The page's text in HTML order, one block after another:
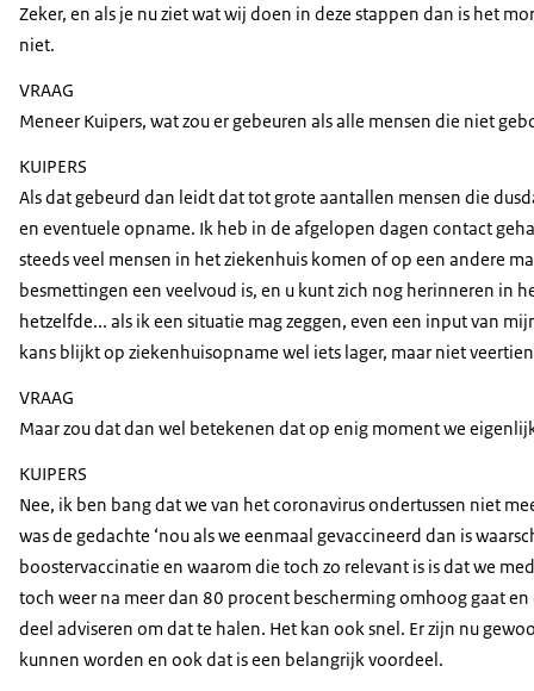
Zeker, en als je nu ziet wat wij doen in deze stappen dan is het
niet.
VRAAG
Meneer Kuipers, wat zou er gebeuren als alle mensen die niet
KUIPERS
Als dat gebeurd dan leidt dat tot grote aantallen mensen die
en eventuele opname. Ik heb in de afgelopen dagen contact
steeds veel mensen in het ziekenhuis komen of op een andere
besmettingen een veelvoud is, en u kunt zich nog herinneren in
hetzelfde... als ik een situatie mag zeggen, even een input van
kans blijkt op ziekenhuisopname wel iets lager, maar niet
VRAAG
Maar zou dat dan wel betekenen dat op enig moment we
KUIPERS
Nee, ik ben bang dat we van het coronavirus ondertussen niet
was de gedachte ‘nou als we eenmaal gevaccineerd dan is
boostervaccinatie en waarom die toch zo relevant is is dat we
toch weer na meer dan 80 procent bescherming omhoog gaat
deel adviseren om dat te halen. Het kan ook snel. Er zijn nu
kunnen worden en ook dat is een belangrijk voordeel.